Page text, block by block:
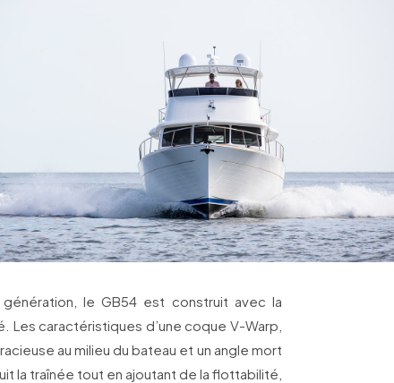
le GB54 est construit avec la
caractéristiques d’une coque V-Warp,
au milieu du bateau et un angle mort
la traînée tout en ajoutant de la flottabilité,